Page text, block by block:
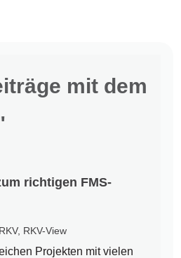
mit dem
richtigen FMS-
RKV, RKV-View
Projekten mit vielen